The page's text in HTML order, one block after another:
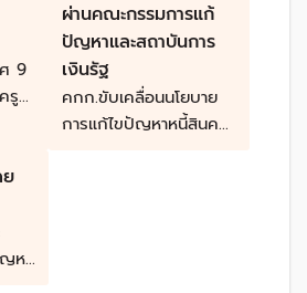
9
รู
ผ่านคณะกรรมการแก้
ปัญหาและสถาบันการ
เงินรัฐ
คกก.ขับเคลื่อนนโยบาย
การแก้ไขปัญหาหนี้สินครูฯ
หา